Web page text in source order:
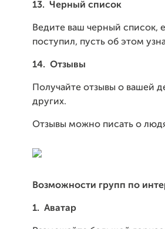
13. Черный список
Ведите ваш черный список,
поступил, пусть об этом
14. Отзывы
Получайте отзывы о вашей
других.
Отзывы можно писать о
Возможности групп по
1. Аватар